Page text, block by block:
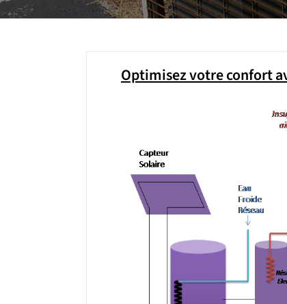
Optimisez votre confort